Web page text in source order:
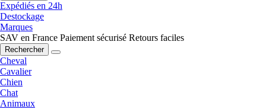
Expédiés en 24h
Destockage
Marques
SAV en France Paiement sécurisé Retours faciles
Rechercher
Cheval
Cavalier
Chien
Chat
Animaux